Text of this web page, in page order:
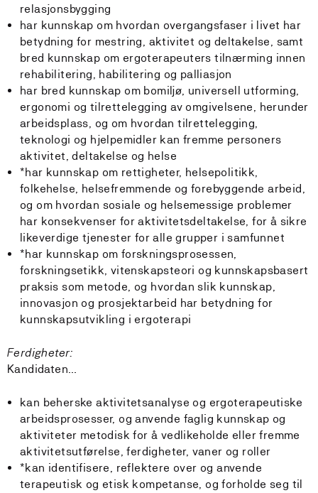
relasjonsbygging
har kunnskap om hvordan overgangsfaser i livet har
betydning for mestring, aktivitet og deltakelse, samt
bred kunnskap om ergoterapeuters tilnærming innen
rehabilitering, habilitering og palliasjon
har bred kunnskap om bomiljø, universell utforming,
ergonomi og tilrettelegging av omgivelsene, herunder
arbeidsplass, og om hvordan tilrettelegging,
teknologi og hjelpemidler kan fremme personers
aktivitet, deltakelse og helse
*har kunnskap om rettigheter, helsepolitikk,
folkehelse, helsefremmende og forebyggende arbeid,
og om hvordan sosiale og helsemessige problemer
har konsekvenser for aktivitetsdeltakelse, for å sikre
likeverdige tjenester for alle grupper i samfunnet
*har kunnskap om forskningsprosessen,
forskningsetikk, vitenskapsteori og kunnskapsbasert
praksis som metode, og hvordan slik kunnskap,
innovasjon og prosjektarbeid har betydning for
kunnskapsutvikling i ergoterapi
Ferdigheter:
Kandidaten…
kan beherske aktivitetsanalyse og ergoterapeutiske
arbeidsprosesser, og anvende faglig kunnskap og
aktiviteter metodisk for å vedlikeholde eller fremme
aktivitetsutførelse, ferdigheter, vaner og roller
*kan identifisere, reflektere over og anvende
terapeutisk og etisk kompetanse, og forholde seg til